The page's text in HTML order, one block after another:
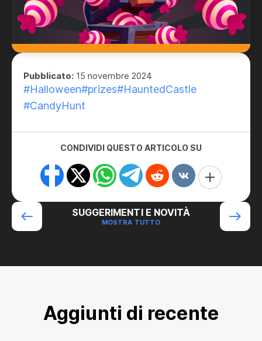
Pubblicato: 15 novembre 2024
#Halloween#prizes#HauntedCastle
#CandyHunt
CONDIVIDI QUESTO ARTICOLO SU
SUGGERIMENTI E NOVITÀ
MOSTRA TUTTO
Aggiunti di recente